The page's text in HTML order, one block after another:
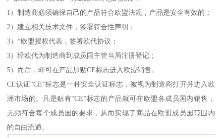
1）制造商必须确保自己的产品符合欧盟法规，产品是安全有效的；
2）建立相关技术文件，签署符合性声明；
3）*欧盟授权代表，签署欧代协议；
3）经欧代为制造商到成员国主管当局注册登记；
5）而后，即可在产品加贴CE标志进入欧盟销售。
CE认证“CE”标志是一种安全认证标志，被视为制造商打开并进入欧
洲市场的。凡是贴有“CE”标志的产品就可在欧盟各成员国内销售，
无须符合每个成员国的要求，从而实现了商品在欧盟成员国范围内
的自由流通。